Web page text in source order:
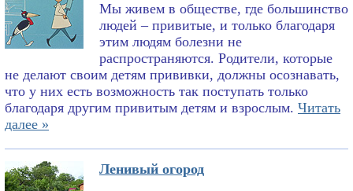
Мы живем в обществе, где большинство
людей – привитые, и только благодаря
этим людям болезни не
распространяются. Родители, которые
не делают своим детям прививки, должны осознавать,
что у них есть возможность так поступать только
благодаря другим привитым детям и взрослым. Читать
далее »
Ленивый огород